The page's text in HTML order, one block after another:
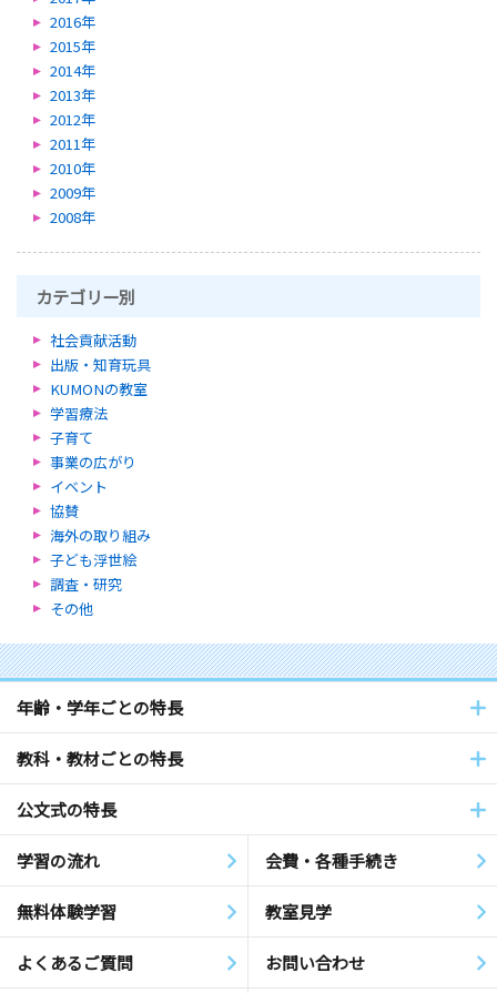
2016年
2015年
2014年
2013年
2012年
2011年
2010年
2009年
2008年
カテゴリー別
社会貢献活動
出版・知育玩具
KUMONの教室
学習療法
子育て
事業の広がり
イベント
協賛
海外の取り組み
子ども浮世絵
調査・研究
その他
年齢・学年ごとの特長
教科・教材ごとの特長
公文式の特長
学習の流れ 会費・各種手続き
無料体験学習 教室見学
よくあるご質問 お問い合わせ